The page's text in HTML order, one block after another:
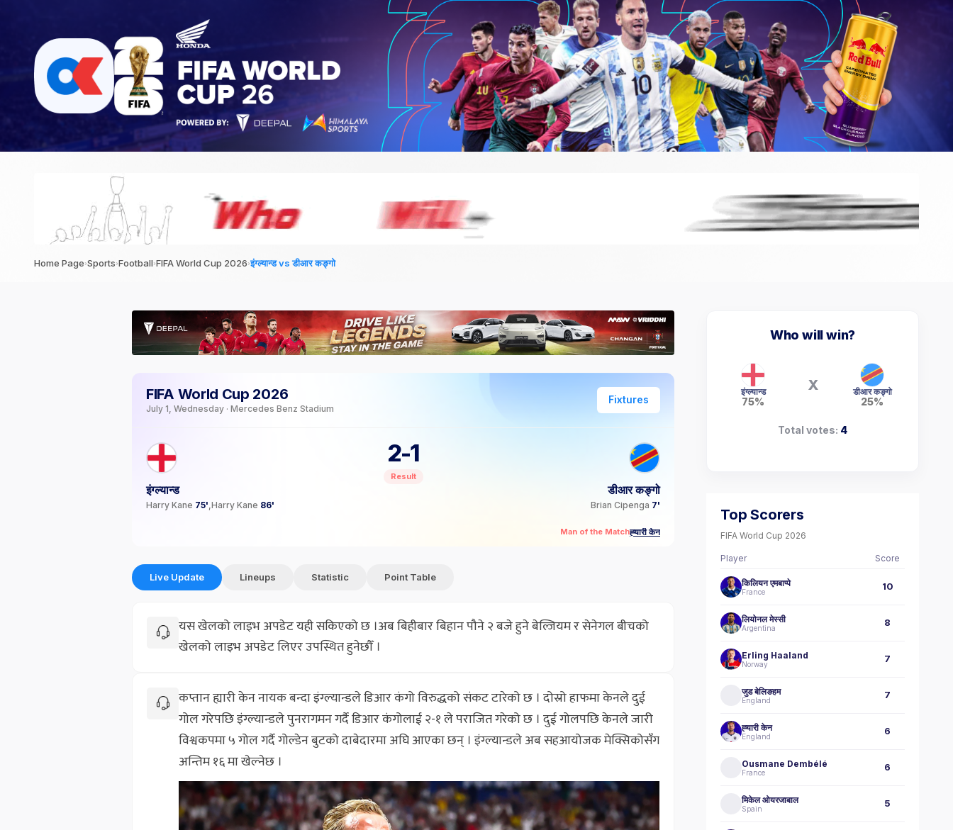
Home Page›Sports›Football›FIFA World Cup 2026›इंग्ल्यान्ड vs डीआर कङ्गो
FIFA World Cup 2026
July 1, Wednesday · Mercedes Benz Stadium
Fixtures
इंग्ल्यान्ड
Harry Kane 75' Harry Kane 86'
2-1
Result
डीआर कङ्गो
Brian Cipenga 7'
Man of the Matchह्‍यारी केन
Live Update Lineups Statistic Point Table
यस खेलको लाइभ अपडेट यही सकिएको छ ।अब बिहीबार बिहान पौने २ बजे हुने बेल्जियम र सेनेगल बीचको
खेलको लाइभ अपडेट लिएर उपस्थित हुनेछौँ ।
कप्तान ह्यारी केन नायक बन्दा इंग्ल्यान्डले डिआर कंगो विरुद्धको संकट टारेको छ । दोस्रो हाफमा केनले दुई
गोल गरेपछि इंग्ल्यान्डले पुनरागमन गर्दै डिआर कंगोलाई २-१ ले पराजित गरेको छ । दुई गोलपछि केनले जारी
विश्वकपमा ५ गोल गर्दै गोल्डेन बुटको दाबेदारमा अघि आएका छन् । इंग्ल्यान्डले अब सहआयोजक मेक्सिकोसँग
अन्तिम १६ मा खेल्नेछ ।
Who will win?
इंग्ल्यान्ड
75%
X डीआर कङ्गो
25%
Total votes: 4
Top Scorers
FIFA World Cup 2026
Player Score
किलियन एमबाप्पे
France 10
लियोनल मेस्सी
Argentina 8
Erling Haaland
Norway 7
जुड बेलिङहम
England 7
ह्‍यारी केन
England 6
Ousmane Dembélé
France 6
मिकेल ओयरजाबाल
Spain 5